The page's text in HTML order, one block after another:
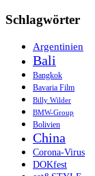
Schlagwörter
Argentinien
Bali
Bangkok
Bavaria Film
Billy Wilder
BMW-Group
Bolivien
China
Corona-Virus
DOKfest